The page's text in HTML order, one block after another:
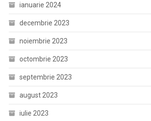
ianuarie 2024
decembrie 2023
noiembrie 2023
octombrie 2023
septembrie 2023
august 2023
iulie 2023